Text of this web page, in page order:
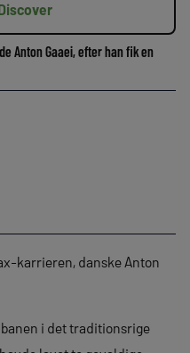
Anton Gaaei, efter han fik en
karrieren, danske Anton
i det traditionsrige